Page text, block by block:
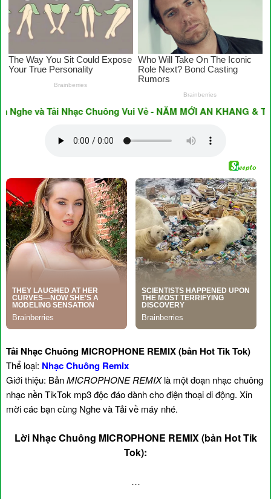
và Tải Nhạc Chuông Vui Vẻ - NĂM MỚI AN KHANG &
Tải Nhạc Chuông MICROPHONE REMIX (bản Hot Tik Tok)
Thể loại: Nhạc Chuông Remix
Giới thiệu: BảnMICROPHONE REMIXlà một đoạn nhạc chuông
nhạc nền TikTok mp3 độc đáo dành cho điện thoại di động. Xin
mời các bạn cùng Nghe và Tải về máy nhé.
Lời Nhạc Chuông MICROPHONE REMIX (bản Hot Tik
Tok):
…